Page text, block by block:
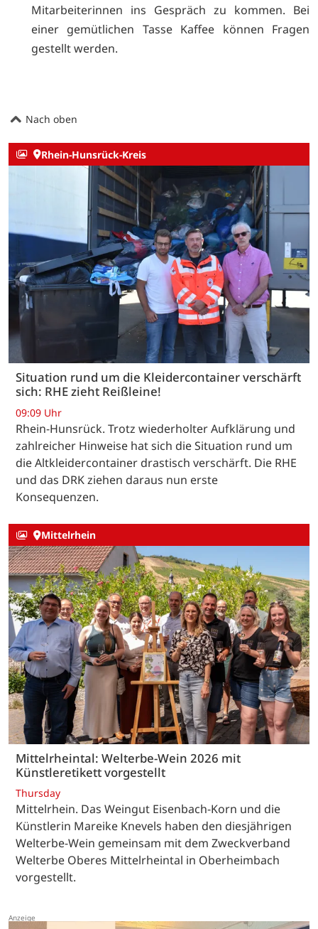
Mitarbeiterinnen ins Gespräch zu kommen. Bei
einer gemütlichen Tasse Kaffee können Fragen
gestellt werden.
Nach oben
Rhein-Hunsrück-Kreis
Situation rund um die Kleidercontainer verschärft
sich: RHE zieht Reißleine!
09:09 Uhr
Rhein-Hunsrück. Trotz wiederholter Aufklärung und
zahlreicher Hinweise hat sich die Situation rund um
die Altkleidercontainer drastisch verschärft. Die RHE
und das DRK ziehen daraus nun erste
Konsequenzen.
Mittelrhein
Mittelrheintal: Welterbe-Wein 2026 mit
Künstleretikett vorgestellt
Thursday
Mittelrhein. Das Weingut Eisenbach-Korn und die
Künstlerin Mareike Knevels haben den diesjährigen
Welterbe-Wein gemeinsam mit dem Zweckverband
Welterbe Oberes Mittelrheintal in Oberheimbach
vorgestellt.